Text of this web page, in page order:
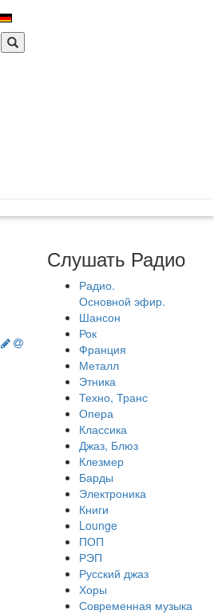
Слушать Радио
Радио.
Основной эфир.
Шансон
Рок
Франция
Металл
Этника
Техно, Транс
Опера
Классика
Джаз, Блюз
Клезмер
Барды
Электроника
Книги
Lounge
ПОП
РЭП
Русский джаз
Хоры
Современная музыка